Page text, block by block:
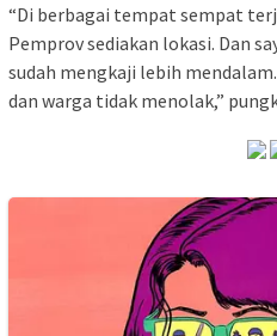
“Di berbagai tempat sempat
Pemprov sediakan lokasi. Dan
sudah mengkaji lebih
dan warga tidak menolak,”